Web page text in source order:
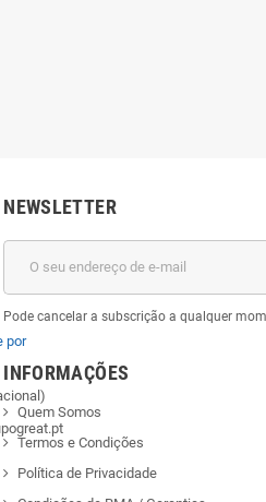
por
NEWSLETTER
Pode cancelar a subscrição a qualquer
INFORMAÇÕES
Quem Somos
Termos e Condições
Política de Privacidade